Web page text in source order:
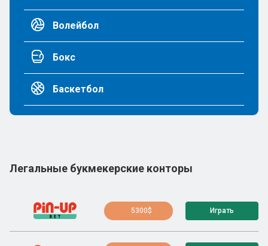
Волейбол
Бокс
Баскетбол
Легальные букмекерские конторы
5300$ Играть